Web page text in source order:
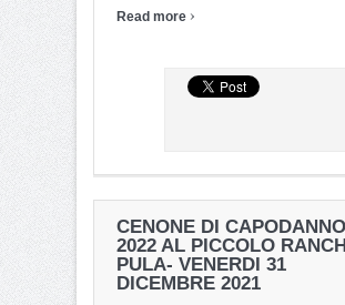
Read more ›
CENONE DI CAPODANNO
2022 AL PICCOLO
PULA- VENERDI 31
DICEMBRE 2021